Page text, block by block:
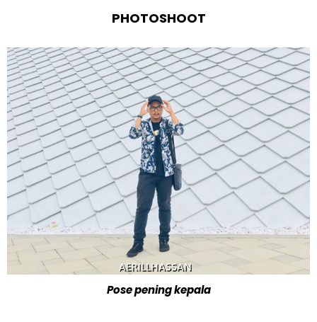
PHOTOSHOOT
Pose pening kepala